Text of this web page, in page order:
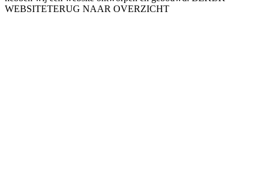
WEBSITETERUG NAAR OVERZICHT